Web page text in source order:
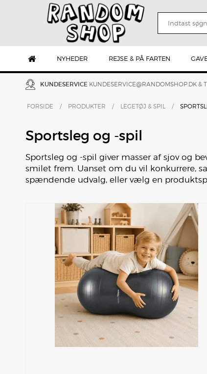
NYHEDER REJSE & PÅ FARTEN
KUNDESERVICE KUNDESERVICE@RANDOMSHOP.DK &
FORSIDE / PRODUKTER / LEGETØJ & SPIL /
Sportsleg og -spil
Sportsleg og -spil giver masser af sjov og
smilet frem. Uanset om du vil konkurrere,
spændende udvalg, eller vælg en